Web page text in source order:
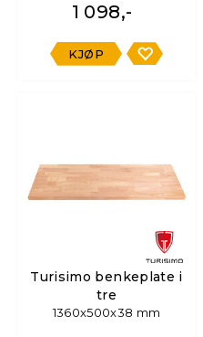
1 098,-
KJØP
Turisimo benkeplate i
tre
1360x500x38 mm